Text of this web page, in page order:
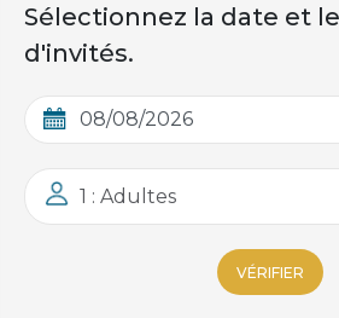
Sélectionnez la date et
d'invités.
1 : Adultes
VÉRIFIER